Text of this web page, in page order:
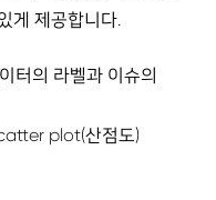
게 제공합니다.
터의 라벨과 이슈의
plot(산점도)